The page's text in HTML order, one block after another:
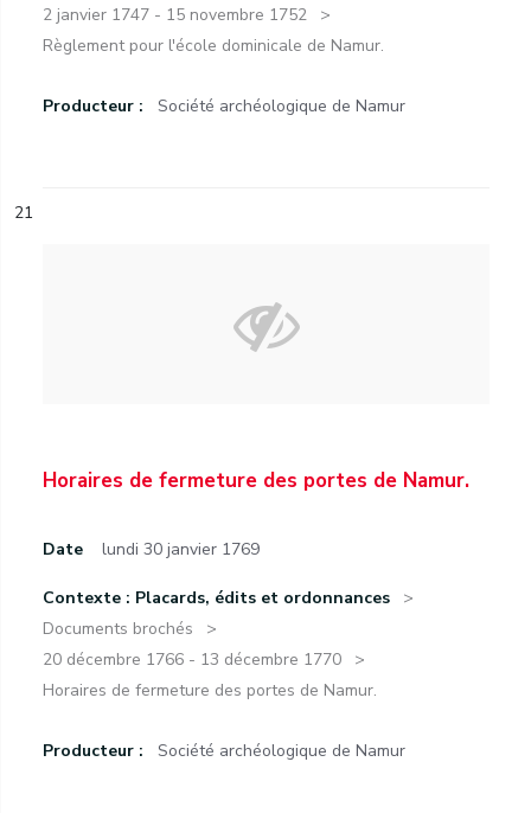
2 janvier 1747 - 15 novembre 1752
Règlement pour l'école dominicale de Namur.
Producteur : Société archéologique de Namur
21
Horaires de fermeture des portes de Namur.
Date lundi 30 janvier 1769
Contexte : Placards, édits et ordonnances
Documents brochés
20 décembre 1766 - 13 décembre 1770
Horaires de fermeture des portes de Namur.
Producteur : Société archéologique de Namur